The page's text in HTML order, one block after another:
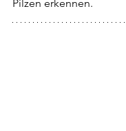
Pilzen erkennen.